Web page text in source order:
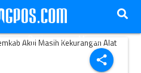
share
Banjarnegara, Minggu
Anis Efizudin)